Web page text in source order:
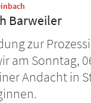
Barweiler
zur
am Sonntag,
Andacht in